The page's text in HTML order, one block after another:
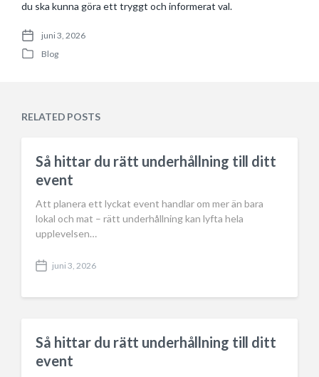
du ska kunna göra ett tryggt och informerat val.
P
t
juni 3, 2026
P
d
Blog
RELATED POSTS
Så hittar du rätt underhållning till ditt
event
Att planera ett lyckat event handlar om mer än bara
lokal och mat – rätt underhållning kan lyfta hela
upplevelsen…
P
s
a
t
e
juni 3, 2026
Så hittar du rätt underhållning till ditt
event